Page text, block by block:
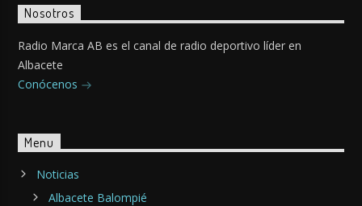
Nosotros
Radio Marca AB es el canal de radio deportivo líder en
Albacete
Conócenos
Menu
Noticias
Albacete Balompié